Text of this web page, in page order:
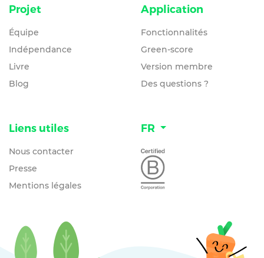
Projet
Équipe
Indépendance
Livre
Blog
Application
Fonctionnalités
Green-score
Version membre
Des questions ?
Liens utiles
Nous contacter
Presse
Mentions légales
FR